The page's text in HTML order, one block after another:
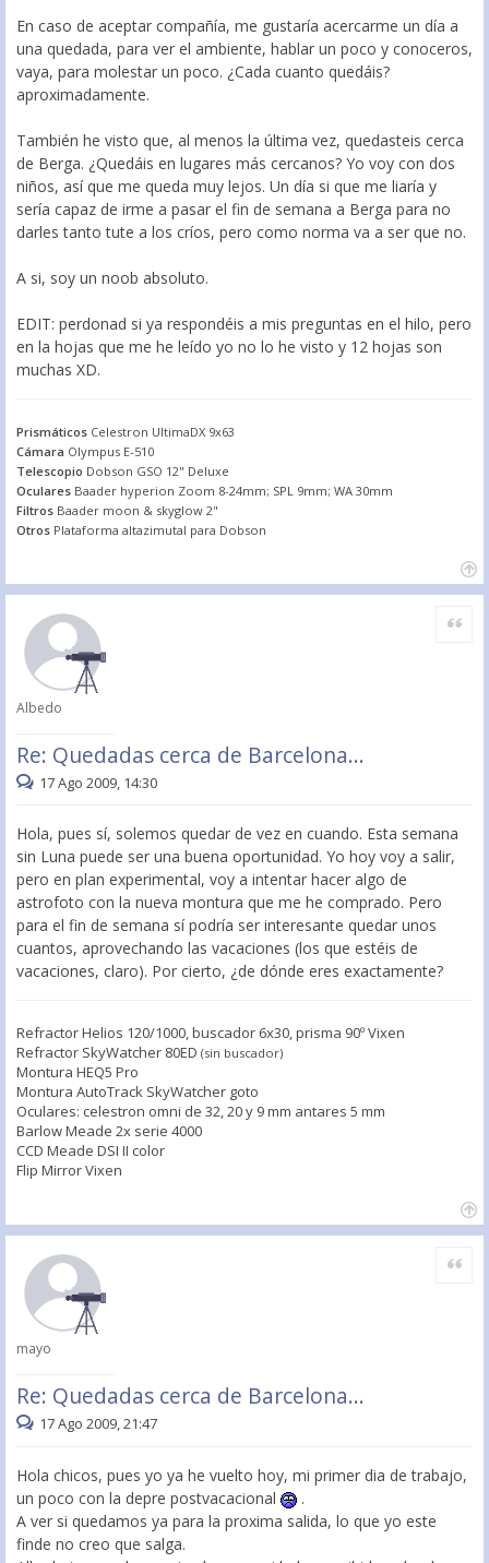
En caso de aceptar compañía, me gustaría acercarme un día a
una quedada, para ver el ambiente, hablar un poco y conoceros,
vaya, para molestar un poco. ¿Cada cuanto quedáis?
aproximadamente.
También he visto que, al menos la última vez, quedasteis cerca
de Berga. ¿Quedáis en lugares más cercanos? Yo voy con dos
niños, así que me queda muy lejos. Un día si que me liaría y
sería capaz de irme a pasar el fin de semana a Berga para no
darles tanto tute a los críos, pero como norma va a ser que no.
A si, soy un noob absoluto.
EDIT: perdonad si ya respondéis a mis preguntas en el hilo, pero
en la hojas que me he leído yo no lo he visto y 12 hojas son
muchas XD.
Prismáticos Celestron UltimaDX 9x63
Cámara Olympus E-510
Telescopio Dobson GSO 12" Deluxe
Oculares Baader hyperion Zoom 8-24mm; SPL 9mm; WA 30mm
Filtros Baader moon & skyglow 2"
Otros Plataforma altazimutal para Dobson
Albedo
Re: Quedadas cerca de Barcelona...
Citar
17 Ago 2009, 14:30
Hola, pues sí, solemos quedar de vez en cuando. Esta semana
sin Luna puede ser una buena oportunidad. Yo hoy voy a salir,
pero en plan experimental, voy a intentar hacer algo de
astrofoto con la nueva montura que me he comprado. Pero
para el fin de semana sí podría ser interesante quedar unos
cuantos, aprovechando las vacaciones (los que estéis de
vacaciones, claro). Por cierto, ¿de dónde eres exactamente?
Refractor Helios 120/1000, buscador 6x30, prisma 90º Vixen
Refractor SkyWatcher 80ED (sin buscador)
Montura HEQ5 Pro
Montura AutoTrack SkyWatcher goto
Oculares: celestron omni de 32, 20 y 9 mm antares 5 mm
Barlow Meade 2x serie 4000
CCD Meade DSI II color
Flip Mirror Vixen
mayo
Re: Quedadas cerca de Barcelona...
Citar
17 Ago 2009, 21:47
Hola chicos, pues yo ya he vuelto hoy, mi primer dia de trabajo,
un poco con la depre postvacacional
.
A ver si quedamos ya para la proxima salida, lo que yo este
finde no creo que salga.